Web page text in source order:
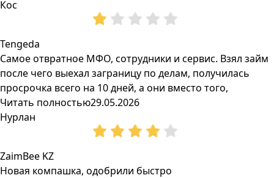
Кос
Tengeda
Самое отвратное МФО, сотрудники и сервис. Взял займ
после чего выехал заграницу по делам, получилась
просрочка всего на 10 дней, а они вместо того,
Читать полностью29.05.2026
Нурлан
ZaimBee KZ
Новая компашка, одобрили быстро